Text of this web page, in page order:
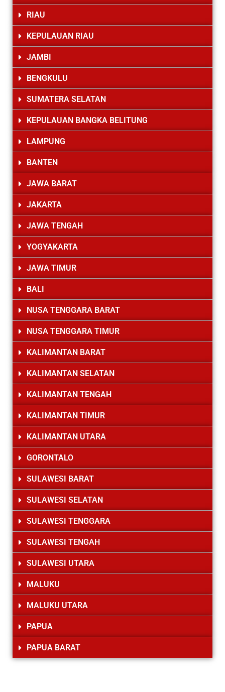
RIAU
KEPULAUAN RIAU
JAMBI
BENGKULU
SUMATERA SELATAN
KEPULAUAN BANGKA BELITUNG
LAMPUNG
BANTEN
JAWA BARAT
JAKARTA
JAWA TENGAH
YOGYAKARTA
JAWA TIMUR
BALI
NUSA TENGGARA BARAT
NUSA TENGGARA TIMUR
KALIMANTAN BARAT
KALIMANTAN SELATAN
KALIMANTAN TENGAH
KALIMANTAN TIMUR
KALIMANTAN UTARA
GORONTALO
SULAWESI BARAT
SULAWESI SELATAN
SULAWESI TENGGARA
SULAWESI TENGAH
SULAWESI UTARA
MALUKU
MALUKU UTARA
PAPUA
PAPUA BARAT